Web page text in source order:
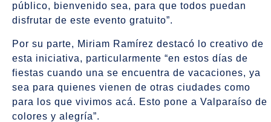
público, bienvenido sea, para que todos puedan
disfrutar de este evento gratuito”.
Por su parte, Miriam Ramírez destacó lo creativo de
esta iniciativa, particularmente “en estos días de
fiestas cuando una se encuentra de vacaciones, ya
sea para quienes vienen de otras ciudades como
para los que vivimos acá. Esto pone a Valparaíso de
colores y alegría”.